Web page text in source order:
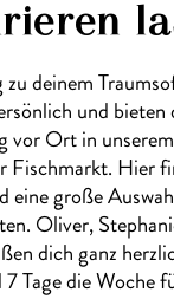
deinem
und
vor Ort in
Fischmarkt. Hier
eine große
Oliver,
dich ganz
7 Tage die Woche